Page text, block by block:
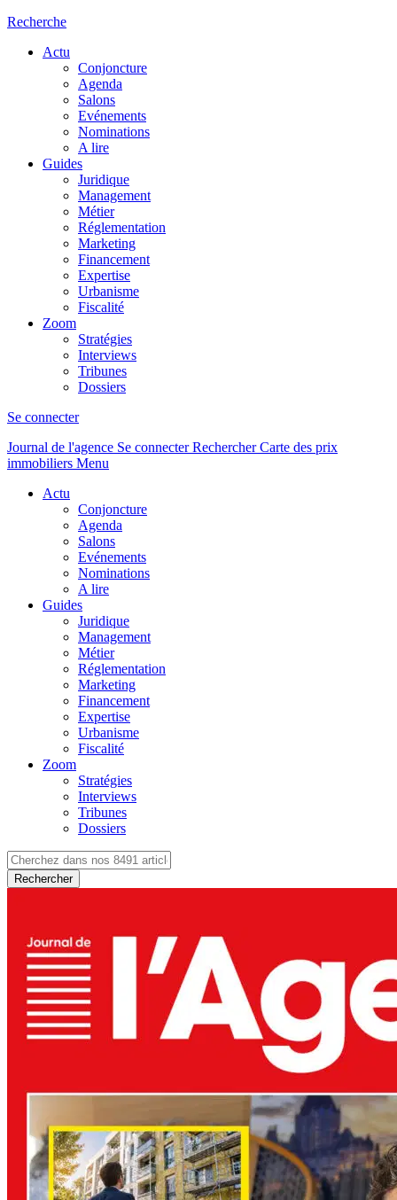
Recherche
Actu
Conjoncture
Agenda
Salons
Evénements
Nominations
A lire
Guides
Juridique
Management
Métier
Réglementation
Marketing
Financement
Expertise
Urbanisme
Fiscalité
Zoom
Stratégies
Interviews
Tribunes
Dossiers
Se connecter
Journal de l'agence Se connecterRechercher Carte des prix
immobiliers Menu
Actu
Conjoncture
Agenda
Salons
Evénements
Nominations
A lire
Guides
Juridique
Management
Métier
Réglementation
Marketing
Financement
Expertise
Urbanisme
Fiscalité
Zoom
Stratégies
Interviews
Tribunes
Dossiers
Rechercher